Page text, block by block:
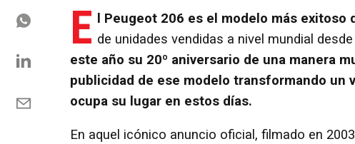
E l Peugeot 206 es el modelo más exitoso
de unidades vendidas a nivel mundial
este año su 20º aniversario de una manera
publicidad de ese modelo transformando un
ocupa su lugar en estos días.
En aquel icónico anuncio oficial, filmado en